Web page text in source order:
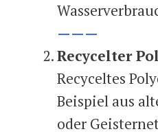
———
Recycelter
Recyceltes
Beispiel aus
oder